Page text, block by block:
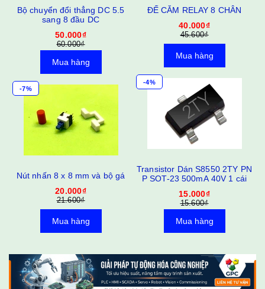
Bộ chuyển đổi thẳng DC 5.5
sang 8 đầu DC
50.000₫
60.000₫
Mua hàng
-7%
Nút nhấn 8 x 8 mm và bộ gá
20.000₫
21.600₫
Mua hàng
ĐẾ CẮM RELAY 8 CHÂN
40.000₫
45.600₫
Mua hàng
-4%
Transistor Dán S8550 2TY PN
P SOT-23 500mA 40V 1 cái
15.000₫
15.600₫
Mua hàng